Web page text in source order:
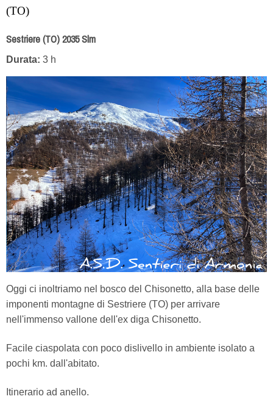
(TO)
Sestriere (TO) 2035 Slm
Durata: 3 h
Oggi ci inoltriamo nel bosco del Chisonetto, alla base delle
imponenti montagne di Sestriere (TO) per arrivare
nell'immenso vallone dell'ex diga Chisonetto.
Facile ciaspolata con poco dislivello in ambiente isolato a
pochi km. dall'abitato.
Itinerario ad anello.